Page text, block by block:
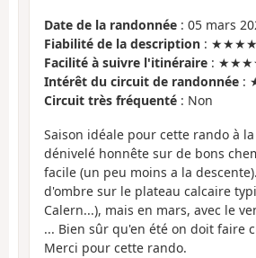
Date de la randonnée : 05 mars
Fiabilité de la description :
Facilité à suivre l'itinéraire :
Intérêt du circuit de randonnée :
Circuit très fréquenté : Non
Saison idéale pour cette rando à
dénivelé honnête sur de bons
facile (un peu moins a la
d'ombre sur le plateau calcaire
Calern...), mais en mars, avec le
... Bien sûr qu'en été on doit faire
Merci pour cette rando.